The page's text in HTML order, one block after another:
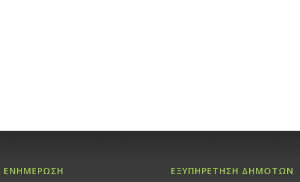
ΕΝΗΜΕΡΩΣΗ ΕΞΥΠΗΡΕΤΗΣΗ ΔΗΜΟΤΩΝ